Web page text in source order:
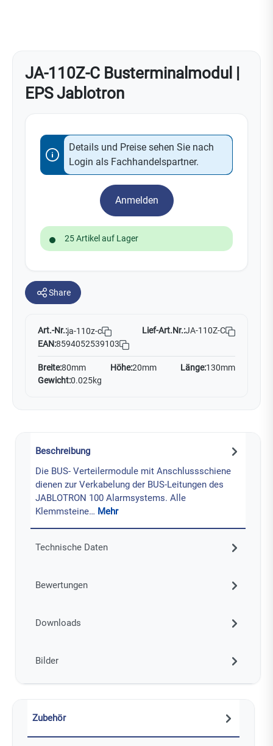
JA-110Z-C Busterminalmodul |
EPS Jablotron
Details und Preise sehen Sie nach
Login als Fachhandelspartner.
Anmelden
25 Artikel auf Lager
Share
Art.-Nr.:ja-110z-c Lief-Art.Nr.:JA-110Z-C
EAN:8594052539103
Breite:80mm Höhe:20mm Länge:130mm
Gewicht:0.025kg
Beschreibung
Die BUS- Verteilermodule mit Anschlussschiene
dienen zur Verkabelung der BUS-Leitungen des
JABLOTRON 100 Alarmsystems. Alle
Klemmsteine… Mehr
Technische Daten
Bewertungen
Downloads
Bilder
Zubehör